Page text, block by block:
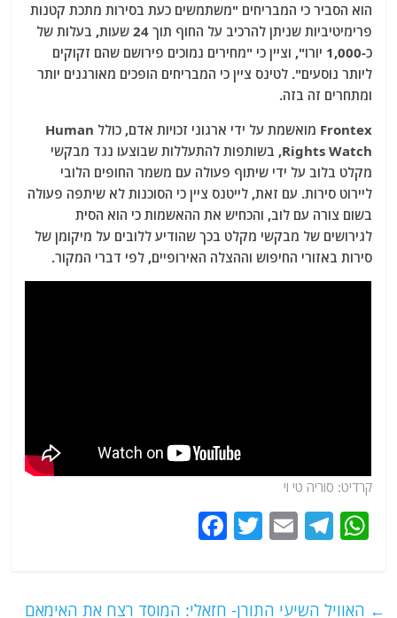
הוא הסביר כי המבריחים "משתמשים כעת בסירות מתכת קטנות
פרימיטיביות שניתן להרכיב על החוף תוך 24 שעות, בעלות של
כ-1,000 יורו", וציין כי "מחירים נמוכים פירושם שהם זקוקים
ליותר נוסעים". לטינס ציין כי המבריחים הופכים מאורגנים יותר
ומתחרים זה בזה.
Frontex מואשמת על ידי ארגוני זכויות אדם, כולל Human
Rights Watch, בשותפות להתעללות שבוצעו נגד מבקשי
מקלט בלוב על ידי שיתוף פעולה עם משמר החופים הלובי
ליירוט סירות. עם זאת, לייטנס ציין כי הסוכנות לא שיתפה פעולה
בשום צורה עם לוב, והכחיש את ההאשמות כי הוא הסית
לגירושים של מבקשי מקלט בכך שהודיע ללובים על מיקומן של
סירות באזורי החיפוש וההצלה האירופיים, לפי דברי המקור.
קרדיט: סוריה טי וי
W
T
E
T
← האוויל השיעי התורן- חזאלי: המוסד רצח את האימאם